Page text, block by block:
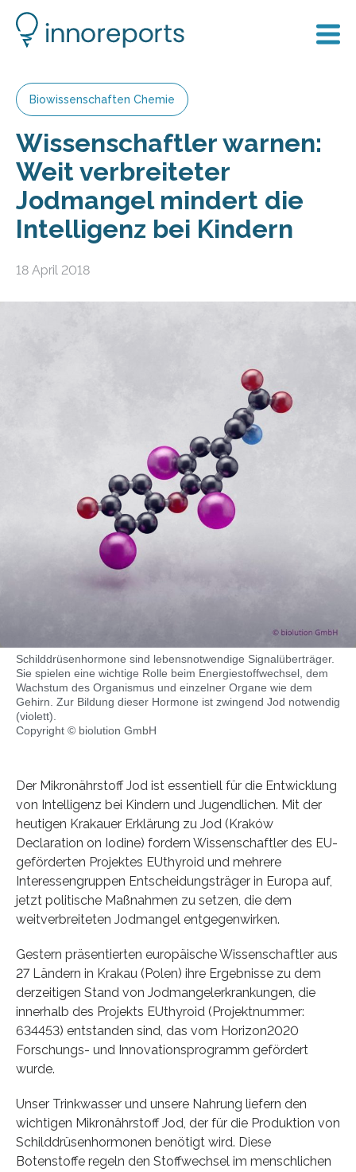
Biowissenschaften Chemie
Wissenschaftler warnen:
Weit verbreiteter
Jodmangel mindert die
Intelligenz bei Kindern
18 April 2018
Schilddrüsenhormone sind lebensnotwendige Signalüberträger.
Sie spielen eine wichtige Rolle beim Energiestoffwechsel, dem
Wachstum des Organismus und einzelner Organe wie dem
Gehirn. Zur Bildung dieser Hormone ist zwingend Jod notwendig
(violett).
Copyright © biolution GmbH
Der Mikronährstoff Jod ist essentiell für die Entwicklung
von Intelligenz bei Kindern und Jugendlichen. Mit der
heutigen Krakauer Erklärung zu Jod (Kraków
Declaration on Iodine) fordern Wissenschaftler des EU-
geförderten Projektes EUthyroid und mehrere
Interessengruppen Entscheidungsträger in Europa auf,
jetzt politische Maßnahmen zu setzen, die dem
weitverbreiteten Jodmangel entgegenwirken.
Gestern präsentierten europäische Wissenschaftler aus
27 Ländern in Krakau (Polen) ihre Ergebnisse zu dem
derzeitigen Stand von Jodmangelerkrankungen, die
innerhalb des Projekts EUthyroid (Projektnummer:
634453) entstanden sind, das vom Horizon2020
Forschungs- und Innovationsprogramm gefördert
wurde.
Unser Trinkwasser und unsere Nahrung liefern den
wichtigen Mikronährstoff Jod, der für die Produktion von
Schilddrüsenhormonen benötigt wird. Diese
Botenstoffe regeln den Stoffwechsel im menschlichen